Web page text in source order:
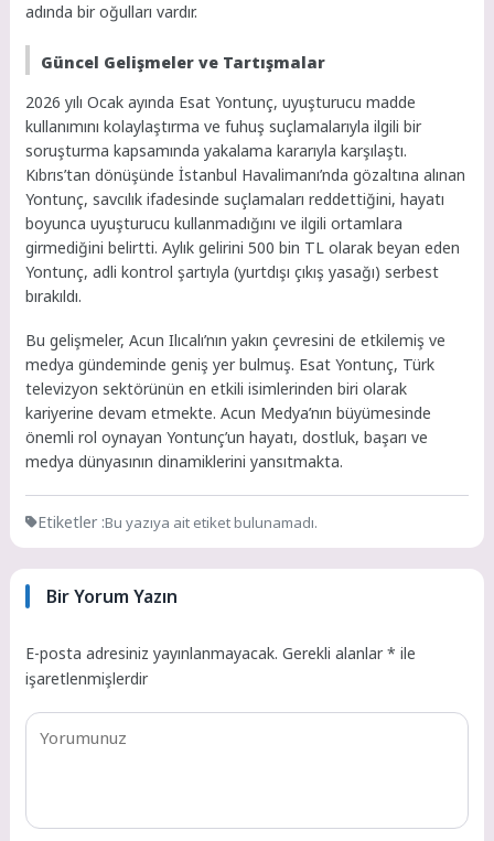
adında bir oğulları vardır.
Güncel Gelişmeler ve Tartışmalar
2026 yılı Ocak ayında Esat Yontunç, uyuşturucu madde
kullanımını kolaylaştırma ve fuhuş suçlamalarıyla ilgili bir
soruşturma kapsamında yakalama kararıyla karşılaştı.
Kıbrıs’tan dönüşünde İstanbul Havalimanı’nda gözaltına alınan
Yontunç, savcılık ifadesinde suçlamaları reddettiğini, hayatı
boyunca uyuşturucu kullanmadığını ve ilgili ortamlara
girmediğini belirtti. Aylık gelirini 500 bin TL olarak beyan eden
Yontunç, adli kontrol şartıyla (yurtdışı çıkış yasağı) serbest
bırakıldı.
Bu gelişmeler, Acun Ilıcalı’nın yakın çevresini de etkilemiş ve
medya gündeminde geniş yer bulmuş. Esat Yontunç, Türk
televizyon sektörünün en etkili isimlerinden biri olarak
kariyerine devam etmekte. Acun Medya’nın büyümesinde
önemli rol oynayan Yontunç’un hayatı, dostluk, başarı ve
medya dünyasının dinamiklerini yansıtmakta.
Etiketler :Bu yazıya ait etiket bulunamadı.
Bir Yorum Yazın
E-posta adresiniz yayınlanmayacak. Gerekli alanlar* ile
işaretlenmişlerdir